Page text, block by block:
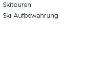
Skitouren
Ski-Aufbewahrung